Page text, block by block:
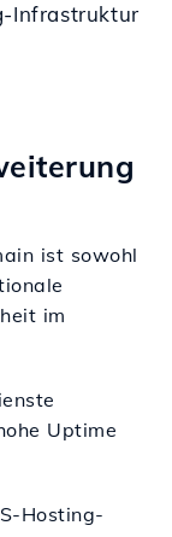
Infrastruktur
ist sowohl
im
Uptime
Hosting-